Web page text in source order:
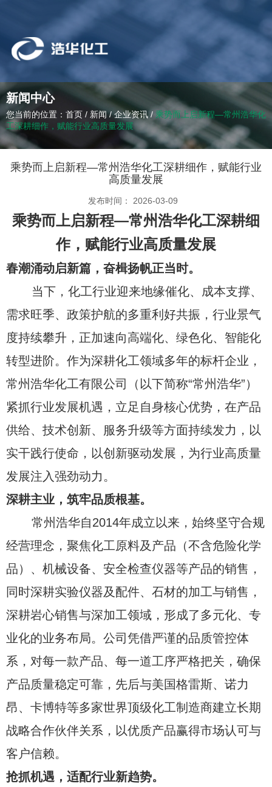
新闻中心
您当前的位置：首页 / 新闻 /企业资讯 / 乘势而上启新程—常州浩华化
工深耕细作，赋能行业高质量发展
乘势而上启新程—常州浩华化工深耕细作，赋能行业
高质量发展
发布时间： 2026-03-09
乘势而上启新程—常州浩华化工深耕细
作，赋能行业高质量发展
春潮涌动启新篇，奋楫扬帆正当时。
当下，化工行业迎来地缘催化、成本支撑、
需求旺季、政策护航的多重利好共振，行业景气
度持续攀升，正加速向高端化、绿色化、智能化
转型进阶。作为深耕化工领域多年的标杆企业，
常州浩华化工有限公司（以下简称“常州浩华”）
紧抓行业发展机遇，立足自身核心优势，在产品
供给、技术创新、服务升级等方面持续发力，以
实干践行使命，以创新驱动发展，为行业高质量
发展注入强劲动力。
深耕主业，筑牢品质根基。
常州浩华自2014年成立以来，始终坚守合规
经营理念，聚焦化工原料及产品（不含危险化学
品）、机械设备、安全检查仪器等产品的销售，
同时深耕实验仪器及配件、石材的加工与销售，
深耕岩心销售与深加工领域，形成了多元化、专
业化的业务布局。公司凭借严谨的品质管控体
系，对每一款产品、每一道工序严格把关，确保
产品质量稳定可靠，先后与美国格雷斯、诺力
昂、卡博特等多家世界顶级化工制造商建立长期
战略合作伙伴关系，以优质产品赢得市场认可与
客户信赖。
抢抓机遇，适配行业新趋势。